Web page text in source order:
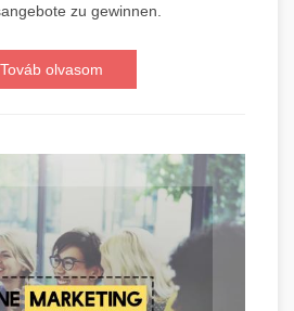
zu gewinnen.
Továb olvasom